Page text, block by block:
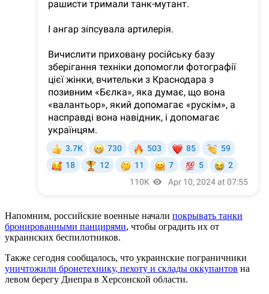
Напомним, российские военные начали покрывать танки
бронированными панцирями, чтобы оградить их от
украинских беспилотников.
Также сегодня сообщалось, что украинские пограничники
уничтожили бронетехнику, пехоту и склады оккупантов на
левом берегу Днепра в Херсонской области.